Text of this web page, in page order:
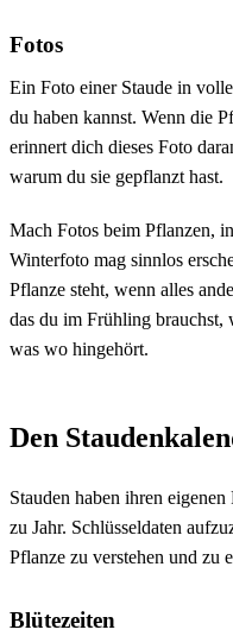
Fotos
Ein Foto einer Staude in
du haben kannst. Wenn die
erinnert dich dieses Foto
warum du sie gepflanzt hast.
Mach Fotos beim Pflanzen,
Winterfoto mag sinnlos
Pflanze steht, wenn alles
das du im Frühling brauchst,
was wo hingehört.
Den
Stauden haben ihren
zu Jahr. Schlüsseldaten
Pflanze zu verstehen und zu
Blütezeiten